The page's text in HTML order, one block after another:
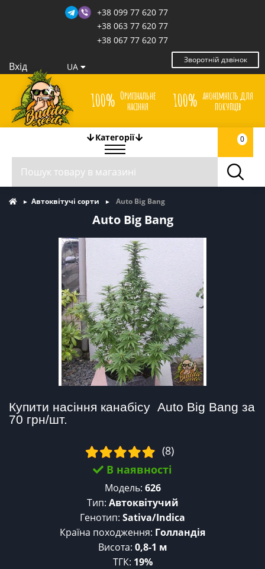
+38 099 77 620 77
+38 063 77 620 77
+38 067 77 620 77
Зворотній дзвінок
Вхід UA
100% Оригінальне
насіння
100% анонімність для
покупців
Категорії 0
Автоквітучі сорти Auto Big Bang
Auto Big Bang
Купити насіння канабісу  Auto Big Bang за
70 грн/шт.
(8)
В наявності
Модель: 626
Тип: Автоквітучий
Генотип: Sativa/Indica
Країна походження: Голландія
Висота: 0,8-1 м
ТГК: 19%